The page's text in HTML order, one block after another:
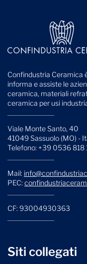
Confindustria Ceramica
informa e assiste le
ceramica, materiali
ceramica per usi
Viale Monte Santo, 40
41049 Sassuolo (MO) -
Telefono: +39 0536 818
Mail:
PEC:
CF: 93004930363
Siti collegati